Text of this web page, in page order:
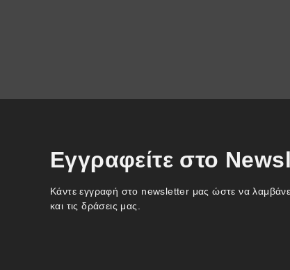
Εγγραφείτε στο
Κάντε εγγραφή στο newsletter μας ώστε να
και τις δράσεις μας.